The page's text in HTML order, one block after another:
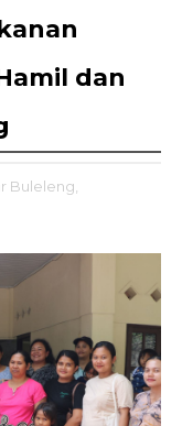
dan
Buleleng,